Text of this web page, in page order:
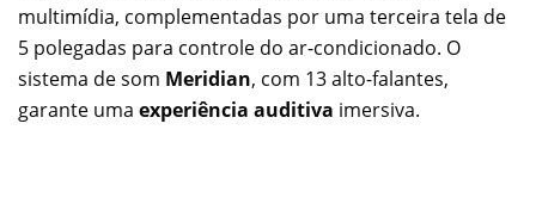
multimídia, complementadas por uma terceira tela de
5 polegadas para controle do ar-condicionado. O
sistema de som Meridian, com 13 alto-falantes,
garante uma experiência auditiva imersiva.